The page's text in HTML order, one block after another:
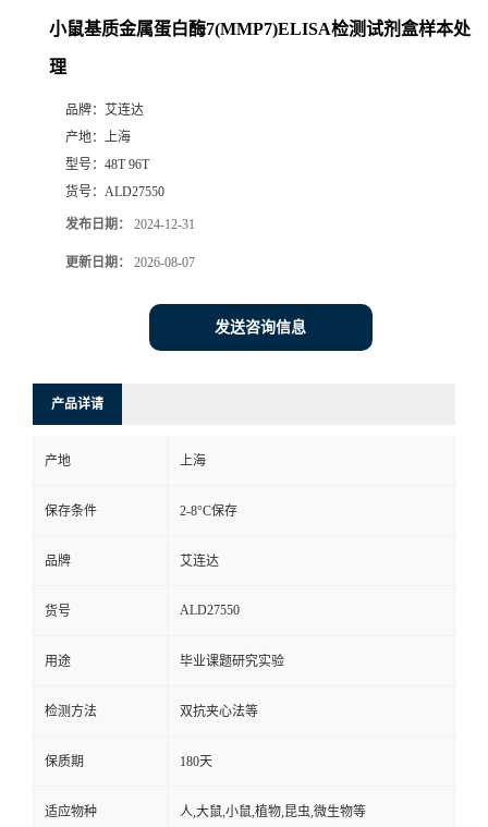
小鼠基质金属蛋白酶7(MMP7)ELISA检测试剂盒样本处
理
品牌： 艾连达
产地： 上海
型号： 48T 96T
货号： ALD27550
发布日期： 2024-12-31
更新日期： 2026-08-07
发送咨询信息
产品详请
产地 上海
保存条件 2-8°C保存
品牌 艾连达
货号 ALD27550
用途 毕业课题研究实验
检测方法 双抗夹心法等
保质期 180天
适应物种 人,大鼠,小鼠,植物,昆虫,微生物等